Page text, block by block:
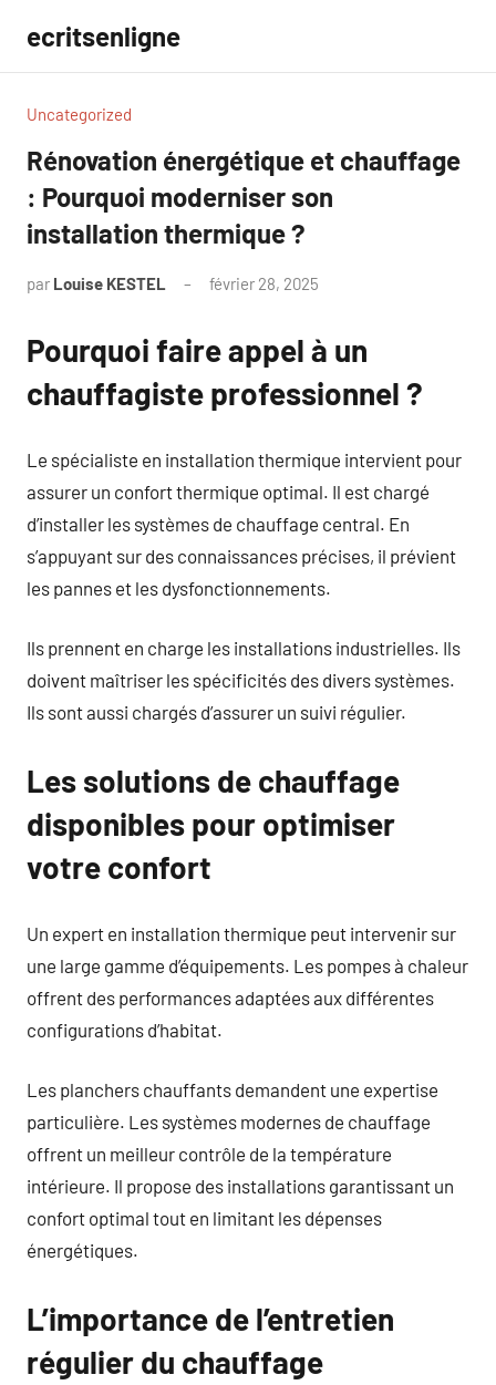
contenu
ecritsenligne
Uncategorized
Rénovation énergétique et chauffage
: Pourquoi moderniser son
installation thermique ?
par Louise KESTEL février 28, 2025
Pourquoi faire appel à un
chauffagiste professionnel ?
Le spécialiste en installation thermique intervient pour
assurer un confort thermique optimal. Il est chargé
d’installer les systèmes de chauffage central. En
s’appuyant sur des connaissances précises, il prévient
les pannes et les dysfonctionnements.
Ils prennent en charge les installations industrielles. Ils
doivent maîtriser les spécificités des divers systèmes.
Ils sont aussi chargés d’assurer un suivi régulier.
Les solutions de chauffage
disponibles pour optimiser
votre confort
Un expert en installation thermique peut intervenir sur
une large gamme d’équipements. Les pompes à chaleur
offrent des performances adaptées aux différentes
configurations d’habitat.
Les planchers chauffants demandent une expertise
particulière. Les systèmes modernes de chauffage
offrent un meilleur contrôle de la température
intérieure. Il propose des installations garantissant un
confort optimal tout en limitant les dépenses
énergétiques.
L’importance de l’entretien
régulier du chauffage